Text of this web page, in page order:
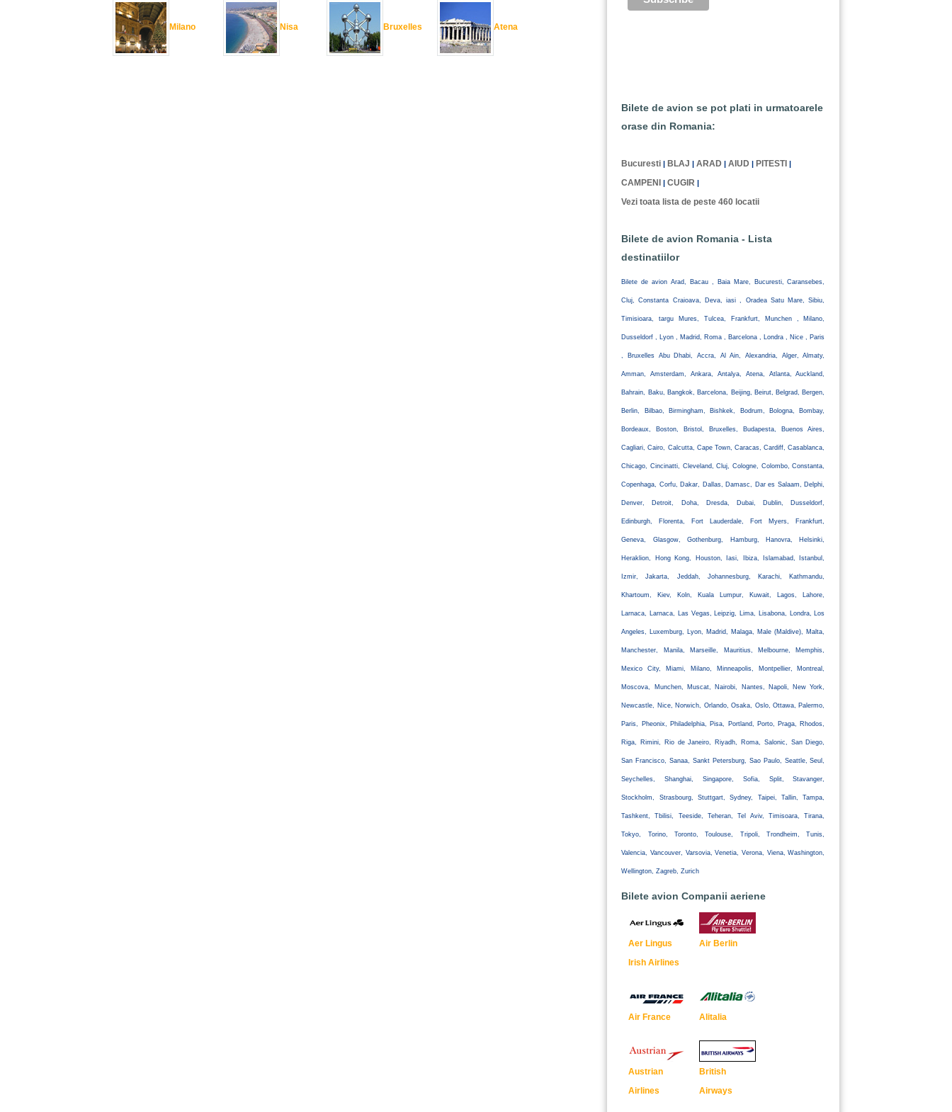
Milano Nisa Bruxelles Atena
Bilete de avion se pot plati in urmatoarele
orase din Romania:
Bucuresti | BLAJ |ARAD |AIUD | PITESTI |
CAMPENI |CUGIR |
Vezi toata lista de peste 460 locatii
Bilete de avion Romania - Lista
destinatiilor
Bilete de avion Arad, Bacau , Baia Mare, Bucuresti, Caransebes,
Cluj, Constanta Craioava, Deva, iasi , Oradea Satu Mare, Sibiu,
Timisioara, targu Mures, Tulcea, Frankfurt, Munchen , Milano,
Dusseldorf , Lyon , Madrid, Roma , Barcelona , Londra , Nice , Paris
, Bruxelles Abu Dhabi, Accra, Al Ain, Alexandria, Alger, Almaty,
Amman, Amsterdam, Ankara, Antalya, Atena, Atlanta, Auckland,
Bahrain, Baku, Bangkok, Barcelona, Beijing, Beirut, Belgrad, Bergen,
Berlin, Bilbao, Birmingham, Bishkek, Bodrum, Bologna, Bombay,
Bordeaux, Boston, Bristol, Bruxelles, Budapesta, Buenos Aires,
Cagliari, Cairo, Calcutta, Cape Town, Caracas, Cardiff, Casablanca,
Chicago, Cincinatti, Cleveland, Cluj, Cologne, Colombo, Constanta,
Copenhaga, Corfu, Dakar, Dallas, Damasc, Dar es Salaam, Delphi,
Denver, Detroit, Doha, Dresda, Dubai, Dublin, Dusseldorf,
Edinburgh, Florenta, Fort Lauderdale, Fort Myers, Frankfurt,
Geneva, Glasgow, Gothenburg, Hamburg, Hanovra, Helsinki,
Heraklion, Hong Kong, Houston, Iasi, Ibiza, Islamabad, Istanbul,
Izmir, Jakarta, Jeddah, Johannesburg, Karachi, Kathmandu,
Khartoum, Kiev, Koln, Kuala Lumpur, Kuwait, Lagos, Lahore,
Larnaca, Larnaca, Las Vegas, Leipzig, Lima, Lisabona, Londra, Los
Angeles, Luxemburg, Lyon, Madrid, Malaga, Male (Maldive), Malta,
Manchester, Manila, Marseille, Mauritius, Melbourne, Memphis,
Mexico City, Miami, Milano, Minneapolis, Montpellier, Montreal,
Moscova, Munchen, Muscat, Nairobi, Nantes, Napoli, New York,
Newcastle, Nice, Norwich, Orlando, Osaka, Oslo, Ottawa, Palermo,
Paris, Pheonix, Philadelphia, Pisa, Portland, Porto, Praga, Rhodos,
Riga, Rimini, Rio de Janeiro, Riyadh, Roma, Salonic, San Diego,
San Francisco, Sanaa, Sankt Petersburg, Sao Paulo, Seattle, Seul,
Seychelles, Shanghai, Singapore, Sofia, Split, Stavanger,
Stockholm, Strasbourg, Stuttgart, Sydney, Taipei, Tallin, Tampa,
Tashkent, Tbilisi, Teeside, Teheran, Tel Aviv, Timisoara, Tirana,
Tokyo, Torino, Toronto, Toulouse, Tripoli, Trondheim, Tunis,
Valencia, Vancouver, Varsovia, Venetia, Verona, Viena, Washington,
Wellington, Zagreb, Zurich
Bilete avion Companii aeriene
Aer Lingus
Irish Airlines
Air Berlin
Air France Alitalia
Austrian
Airlines
British
Airways